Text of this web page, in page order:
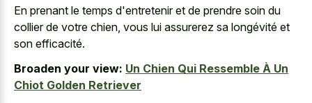
En prenant le temps d'entretenir et de prendre soin du
collier de votre chien, vous lui assurerez sa longévité et
son efficacité.
Broaden your view: Un Chien Qui Ressemble À Un
Chiot Golden Retriever